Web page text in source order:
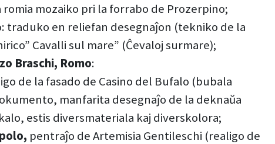
mozaiko pri la forrabo de Prozerpino;
traduko en reliefan desegnaĵon (tekniko de la
Cavalli sul mare” (Ĉevaloj surmare);
Braschi, Romo:
de la fasado de Casino del Bufalo (bubala
manfarita desegnaĵo de la deknaŭa
estis diversmateriala kaj diverskolora;
pentraĵo de Artemisia Gentileschi (realigo de